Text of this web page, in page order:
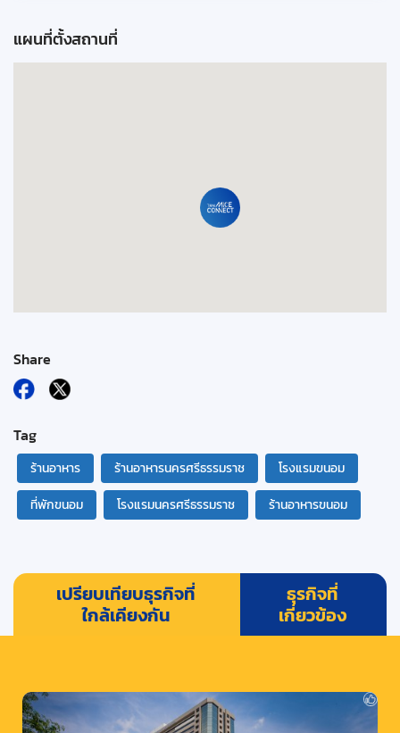
แผนที่ตั้งสถานที่
Share
Tag
ร้านอาหาร ร้านอาหารนครศรีธรรมราช
โรงแรมขนอม
ที่พักขนอม
โรงแรมนครศรีธรรมราช ร้านอาหารขนอม
เปรียบเทียบธุรกิจที่
ใกล้เคียงกัน
ธุรกิจที่
เกี่ยวข้อง